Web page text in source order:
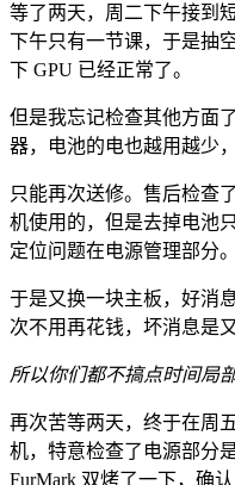
等了两天，周二下午接到
下午只有一节课，于是抽
下 GPU 已经正常了。
但是我忘记检查其他方面
器，电池的电也越用越少
只能再次送修。售后检查
机使用的，但是去掉电池
定位问题在电源管理部分。
于是又换一块主板，好消
次不用再花钱，坏消息是
所以你们都不搞点时间局
再次苦等两天，终于在周
机，特意检查了电源部分
FurMark 双烤了一下，确